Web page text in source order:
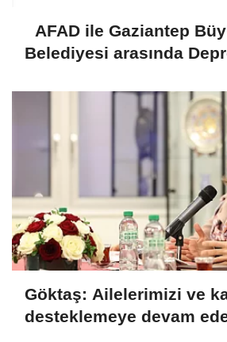
AFAD ile Gaziantep
Belediyesi arasında
Göktaş: Ailelerimizi ve
desteklemeye devam